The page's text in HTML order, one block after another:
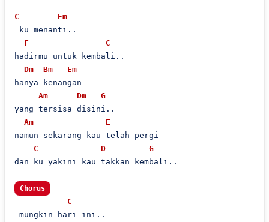
C
Em
ku menanti..
F
C
hadirmu untuk kembali..
Dm
Bm
Em
hanya kenangan
Am
Dm
G
yang tersisa disini..
Am
E
namun sekarang kau telah pergi
C
D
G
dan ku yakini kau takkan kembali..
Chorus
C
mungkin hari ini..